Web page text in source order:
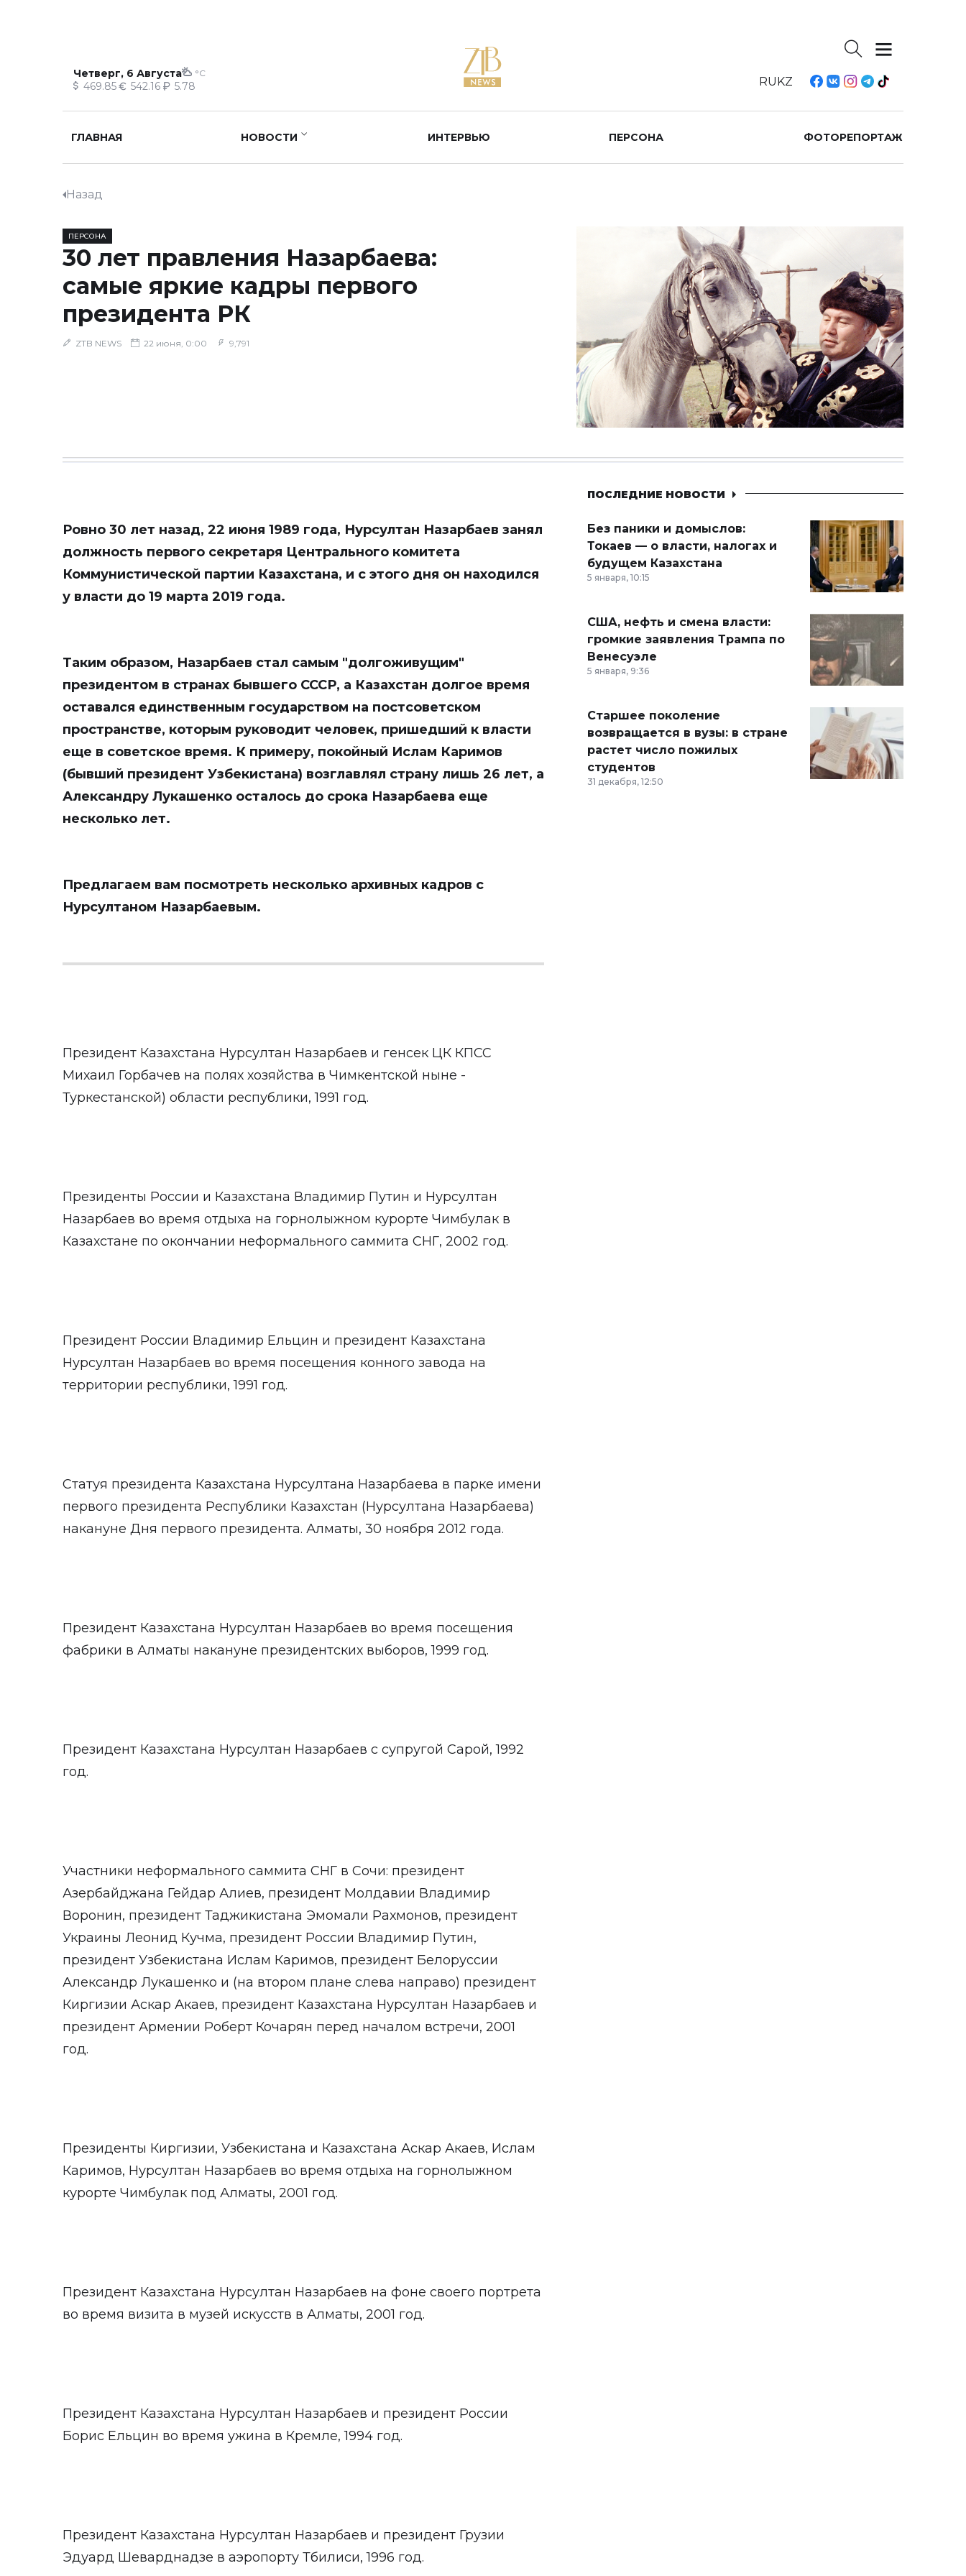
Четверг, 6 Августа °C
469.85 542.16 5.78 RUKZ
ГЛАВНАЯ НОВОСТИ ИНТЕРВЬЮ ПЕРСОНА ФОТОРЕПОРТАЖ
Назад
ПЕРСОНА
30 лет правления Назарбаева:
самые яркие кадры первого
президента РК
ZTB NEWS 22 июня, 0:00 9,791
Ровно 30 лет назад, 22 июня 1989 года, Нурсултан Назарбаев занял
должность первого секретаря Центрального комитета
Коммунистической партии Казахстана, и с этого дня он находился
у власти до 19 марта 2019 года.
Таким образом, Назарбаев стал самым "долгоживущим"
президентом в странах бывшего СССР, а Казахстан долгое время
оставался единственным государством на постсоветском
пространстве, которым руководит человек, пришедший к власти
еще в советское время. К примеру, покойный Ислам Каримов
(бывший президент Узбекистана) возглавлял страну лишь 26 лет, а
Александру Лукашенко осталось до срока Назарбаева еще
несколько лет.
Предлагаем вам посмотреть несколько архивных кадров с
Нурсултаном Назарбаевым.
Президент Казахстана Нурсултан Назарбаев и генсек ЦК КПСС
Михаил Горбачев на полях хозяйства в Чимкентской ныне -
Туркестанской) области республики, 1991 год.
Президенты России и Казахстана Владимир Путин и Нурсултан
Назарбаев во время отдыха на горнолыжном курорте Чимбулак в
Казахстане по окончании неформального саммита СНГ, 2002 год.
Президент России Владимир Ельцин и президент Казахстана
Нурсултан Назарбаев во время посещения конного завода на
территории республики, 1991 год.
Статуя президента Казахстана Нурсултана Назарбаева в парке имени
первого президента Республики Казахстан (Нурсултана Назарбаева)
накануне Дня первого президента. Алматы, 30 ноября 2012 года.
Президент Казахстана Нурсултан Назарбаев во время посещения
фабрики в Алматы накануне президентских выборов, 1999 год.
Президент Казахстана Нурсултан Назарбаев с супругой Сарой, 1992
год.
Участники неформального саммита СНГ в Сочи: президент
Азербайджана Гейдар Алиев, президент Молдавии Владимир
Воронин, президент Таджикистана Эмомали Рахмонов, президент
Украины Леонид Кучма, президент России Владимир Путин,
президент Узбекистана Ислам Каримов, президент Белоруссии
Александр Лукашенко и (на втором плане слева направо) президент
Киргизии Аскар Акаев, президент Казахстана Нурсултан Назарбаев и
президент Армении Роберт Кочарян перед началом встречи, 2001
год.
Президенты Киргизии, Узбекистана и Казахстана Аскар Акаев, Ислам
Каримов, Нурсултан Назарбаев во время отдыха на горнолыжном
курорте Чимбулак под Алматы, 2001 год.
Президент Казахстана Нурсултан Назарбаев на фоне своего портрета
во время визита в музей искусств в Алматы, 2001 год.
Президент Казахстана Нурсултан Назарбаев и президент России
Борис Ельцин во время ужина в Кремле, 1994 год.
Президент Казахстана Нурсултан Назарбаев и президент Грузии
Эдуард Шеварднадзе в аэропорту Тбилиси, 1996 год.
ПОСЛЕДНИЕ НОВОСТИ
Без паники и домыслов:
Токаев — о власти, налогах и
будущем Казахстана
5 января, 10:15
США, нефть и смена власти:
громкие заявления Трампа по
Венесуэле
5 января, 9:36
Старшее поколение
возвращается в вузы: в стране
растет число пожилых
студентов
31 декабря, 12:50